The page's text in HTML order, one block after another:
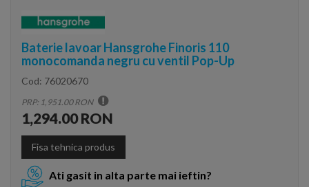
Baterie lavoar Hansgrohe Finoris 110
monocomanda negru cu ventil Pop-Up
Cod: 76020670
PRP: 1,951.00 RON
1,294.00 RON
Fisa tehnica produs
Ati gasit in alta parte mai ieftin?